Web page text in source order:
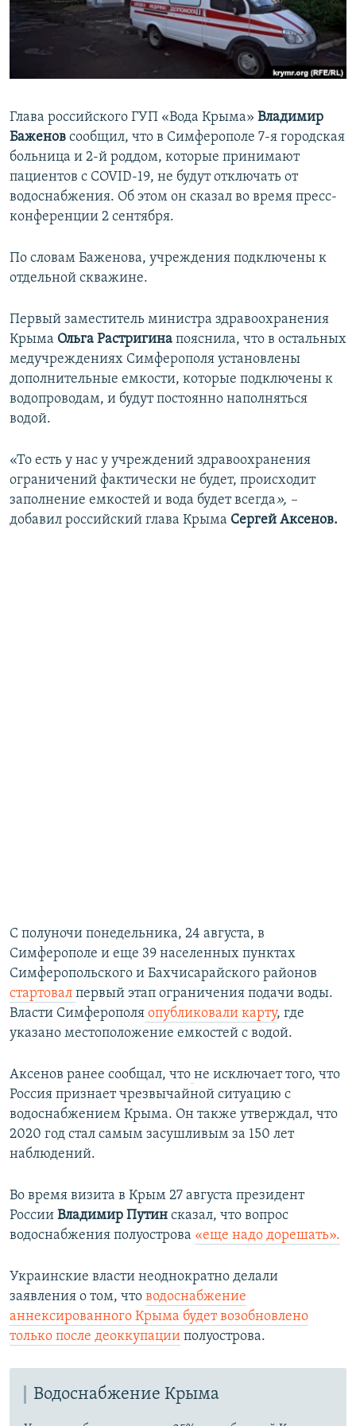
ПОБЕДИТЕЛЕЙ НЕ СУДЯТ?
ПРИСОЕДИНЯЙТЕСЬ!
Все сайты RFE/RL
Глава российского ГУП «Вода Крыма» Владимир
Баженов сообщил, что в Симферополе 7-я городская
больница и 2-й роддом, которые принимают
пациентов с COVID-19, не будут отключать от
водоснабжения. Об этом он сказал во время пресс-
конференции 2 сентября.
По словам Баженова, учреждения подключены к
отдельной скважине.
Первый заместитель министра здравоохранения
Крыма Ольга Растригина пояснила, что в остальных
медучреждениях Симферополя установлены
дополнительные емкости, которые подключены к
водопроводам, и будут постоянно наполняться
водой.
«То есть у нас у учреждений здравоохранения
ограничений фактически не будет, происходит
заполнение емкостей и вода будет всегда», –
добавил российский глава Крыма Сергей Аксенов.
С полуночи понедельника, 24 августа, в
Симферополе и еще 39 населенных пунктах
Симферопольского и Бахчисарайского районов
стартовал первый этап ограничения подачи воды.
Власти Симферополя опубликовали карту, где
указано местоположение емкостей с водой.
Аксенов ранее сообщал, что не исключает того, что
Россия признает чрезвычайной ситуацию с
водоснабжением Крыма. Он также утверждал, что
2020 год стал самым засушливым за 150 лет
наблюдений.
Во время визита в Крым 27 августа президент
России Владимир Путин сказал, что вопрос
водоснабжения полуострова «еще надо дорешать».
Украинские власти неоднократно делали
заявления о том, что водоснабжение
аннексированного Крыма будет возобновлено
только после деоккупации полуострова.
Водоснабжение Крыма